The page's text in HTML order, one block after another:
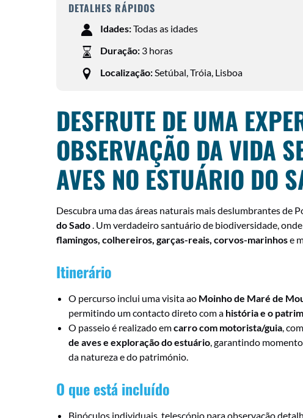
DETALHES RÁPIDOS
Idades:Todas as idades
Duração: 3 horas
Localização:Setúbal, Tróia, Lisboa
DESFRUTE DE UMA
OBSERVAÇÃO DA VIDA
AVES NO ESTUÁRIO DO
Descubra uma das áreas naturais mais deslumbrantes de
do Sado. Um verdadeiro santuário de biodiversidade,
flamingos, colhereiros, garças-reais, corvos-marinhose
Itinerário
O percurso inclui uma visita ao Moinho de Maré de
permitindo um contacto direto com a história e o
O passeio é realizado emcarro com motorista/guia,
de aves e exploração do estuário, garantindo
da natureza e do património.
O que está incluído
Binóculos individuais, telescópio para observação